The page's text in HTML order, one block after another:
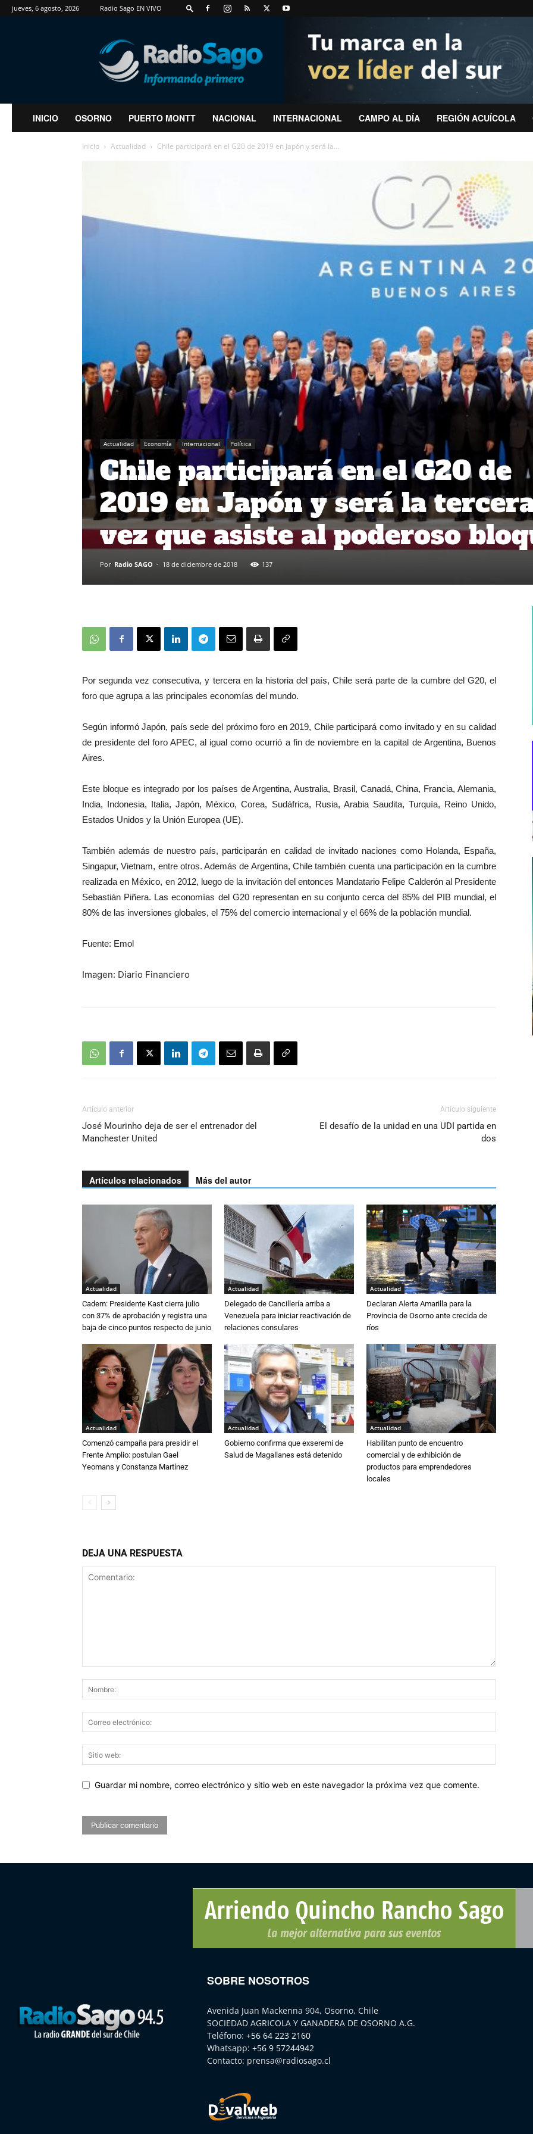
jueves, 6 agosto, 2026 Radio Sago EN VIVO
RadioSago
INICIO OSORNO PUERTO MONTT NACIONAL INTERNACIONAL CAMPO AL DÍA REGIÓN ACUÍCOLA
Inicio Actualidad Chile participará en el G20 de 2019 en Japón y será la...
Actualidad Economía Internacional Política
Chile participará en el G20 de
2019 en Japón y será la
vez que asiste al poderoso
Por Radio SAGO - 18 de diciembre de 2018 137
Por segunda vez consecutiva, y tercera en la historia del país, Chile será parte de la cumbre del G20, el
foro que agrupa a las principales economías del mundo.
Según informó Japón, país sede del próximo foro en 2019, Chile participará como invitado y en su calidad
de presidente del foro APEC, al igual como ocurrió a fin de noviembre en la capital de Argentina, Buenos
Aires.
Este bloque es integrado por los países de Argentina, Australia, Brasil, Canadá, China, Francia, Alemania,
India, Indonesia, Italia, Japón, México, Corea, Sudáfrica, Rusia, Arabia Saudita, Turquía, Reino Unido,
Estados Unidos y la Unión Europea (UE).
También además de nuestro país, participarán en calidad de invitado naciones como Holanda, España,
Singapur, Vietnam, entre otros. Además de Argentina, Chile también cuenta una participación en la cumbre
realizada en México, en 2012, luego de la invitación del entonces Mandatario Felipe Calderón al Presidente
Sebastián Piñera. Las economías del G20 representan en su conjunto cerca del 85% del PIB mundial, el
80% de las inversiones globales, el 75% del comercio internacional y el 66% de la población mundial.
Fuente: Emol
Imagen: Diario Financiero
Artículo anterior
José Mourinho deja de ser el entrenador del
Manchester United
Artículo siguiente
El desafío de la unidad en una UDI partida en
dos
Artículos relacionados Más del autor
Actualidad
Cadem: Presidente Kast cierra julio
con 37% de aprobación y registra una
baja de cinco puntos respecto de junio
Actualidad
Delegado de Cancillería arriba a
Venezuela para iniciar reactivación de
relaciones consulares
Actualidad
Declaran Alerta Amarilla para la
Provincia de Osorno ante crecida de
ríos
Actualidad
Comenzó campaña para presidir el
Frente Amplio: postulan Gael
Yeomans y Constanza Martínez
Actualidad
Gobierno confirma que exseremi de
Salud de Magallanes está detenido
Actualidad
Habilitan punto de encuentro
comercial y de exhibición de
productos para emprendedores
locales
DEJA UNA RESPUESTA
Guardar mi nombre, correo electrónico y sitio web en este navegador la próxima vez que comente.
SOBRE NOSOTROS
Avenida Juan Mackenna 904, Osorno, Chile
SOCIEDAD AGRICOLA Y GANADERA DE OSORNO A.G.
Teléfono: +56 64 223 2160
Whatsapp: +56 9 57244942
Contacto: prensa@radiosago.cl